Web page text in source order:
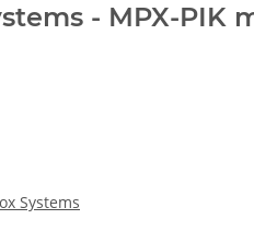
- MPX-PIK
Systems